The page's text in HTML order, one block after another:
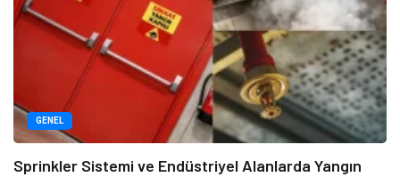
GENEL
Sprinkler Sistemi ve Endüstriyel Alanlarda Yangın